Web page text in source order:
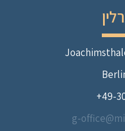
49-
g-